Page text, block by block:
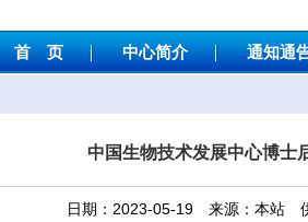
首 页 中心简介 通知通
中国生物技术发展中心博士
日期：2023-05-19 来源：本站